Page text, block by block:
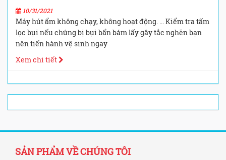
10/31/2021
Máy hút ẩm không chạy, không hoạt động. ... Kiểm tra tấm
lọc bụi nếu chúng bị bụi bẩn bám lấy gây tắc nghẽn bạn
nên tiến hành vệ sinh ngay
Xem chi tiết
SẢN PHẨM VỀ CHÚNG TÔI